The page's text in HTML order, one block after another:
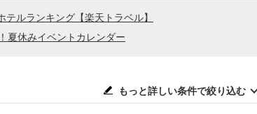
ルランキング【楽天トラベル】
夏休みイベントカレンダー
もっと詳しい条件で絞り込む